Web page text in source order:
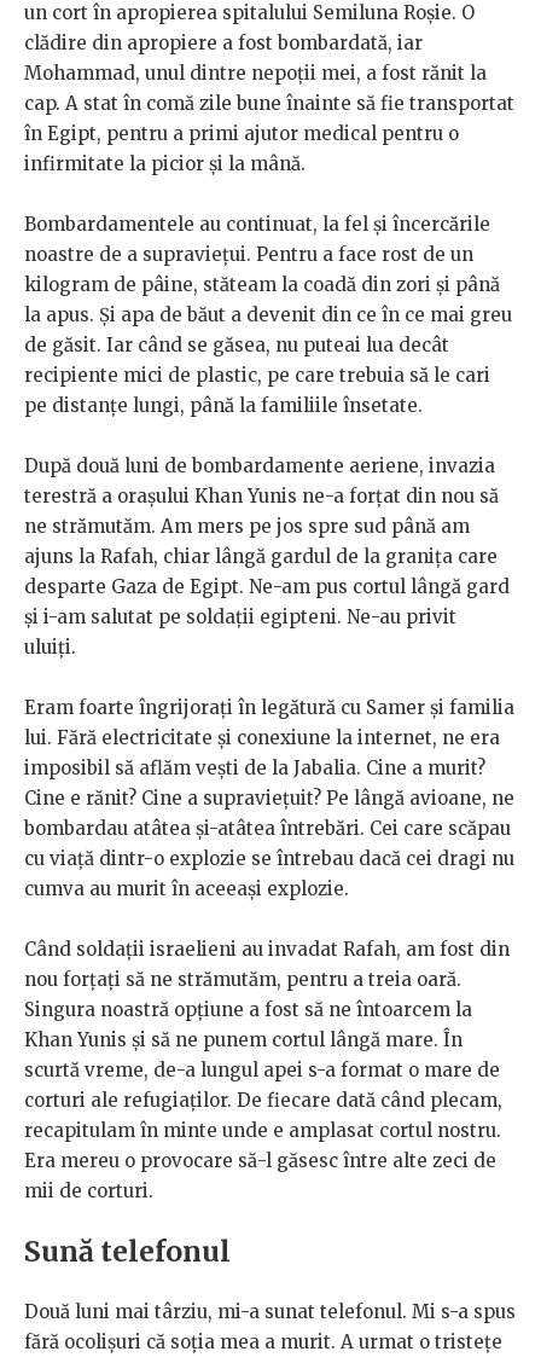
un cort în apropierea spitalului Semiluna Roșie. O
clădire din apropiere a fost bombardată, iar
Mohammad, unul dintre nepoții mei, a fost rănit la
cap. A stat în comă zile bune înainte să fie transportat
în Egipt, pentru a primi ajutor medical pentru o
infirmitate la picior și la mână.
Bombardamentele au continuat, la fel și încercările
noastre de a supraviețui. Pentru a face rost de un
kilogram de pâine, stăteam la coadă din zori și până
la apus. Și apa de băut a devenit din ce în ce mai greu
de găsit. Iar când se găsea, nu puteai lua decât
recipiente mici de plastic, pe care trebuia să le cari
pe distanțe lungi, până la familiile însetate.
După două luni de bombardamente aeriene, invazia
terestră a orașului Khan Yunis ne-a forțat din nou să
ne strămutăm. Am mers pe jos spre sud până am
ajuns la Rafah, chiar lângă gardul de la granița care
desparte Gaza de Egipt. Ne-am pus cortul lângă gard
și i-am salutat pe soldații egipteni. Ne-au privit
uluiți.
Eram foarte îngrijorați în legătură cu Samer și familia
lui. Fără electricitate și conexiune la internet, ne era
imposibil să aflăm vești de la Jabalia. Cine a murit?
Cine e rănit? Cine a supraviețuit? Pe lângă avioane, ne
bombardau atâtea și-atâtea întrebări. Cei care scăpau
cu viață dintr-o explozie se întrebau dacă cei dragi nu
cumva au murit în aceeași explozie.
Când soldații israelieni au invadat Rafah, am fost din
nou forțați să ne strămutăm, pentru a treia oară.
Singura noastră opțiune a fost să ne întoarcem la
Khan Yunis și să ne punem cortul lângă mare. În
scurtă vreme, de-a lungul apei s-a format o mare de
corturi ale refugiaților. De fiecare dată când plecam,
recapitulam în minte unde e amplasat cortul nostru.
Era mereu o provocare să-l găsesc între alte zeci de
mii de corturi.
Sună telefonul
Două luni mai târziu, mi-a sunat telefonul. Mi s-a spus
fără ocolișuri că soția mea a murit. A urmat o tristețe